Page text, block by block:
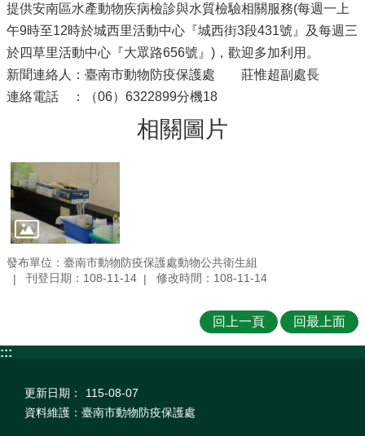
提供安南區水產動物疾病檢診與水質檢驗相關服務(每週一上
午9時至12時於城西里活動中心『城西街3段431號』及每週三
於四草里活動中心『大眾路656號』)，歡迎多加利用。
新聞連絡人：臺南市動物防疫保護處 莊惟超副處長
連絡電話 ：（06）6322899分機18
相關圖片
發布單位：臺南市動物防疫保護處動物公共衛生組
刊登日期：108-11-14
修改時間：108-11-14
回上一頁 回最上面
:::
更新日期：
115-08-07
資料維護：臺南市動物防疫保護處